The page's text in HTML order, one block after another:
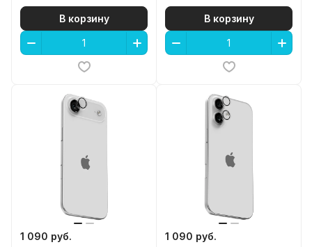
В корзину В корзину
1 090 руб. 1 090 руб.